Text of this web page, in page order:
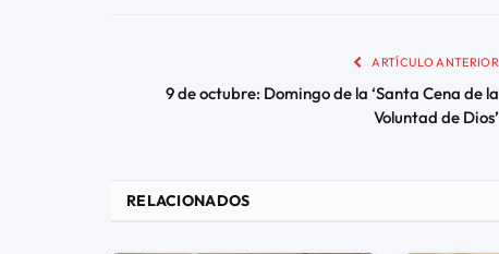
ARTÍCULO ANTERIOR
9 de octubre: Domingo de la ‘Santa Cena de la
Voluntad de Dios’
RELACIONADOS